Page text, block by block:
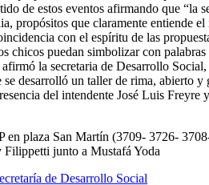
de estos eventos afirmando que “la
propósitos que claramente entiende
con el espíritu de las
chicos puedan simbolizar con
afirmó la secretaria de Desarrollo
se desarrolló un taller de rima, abierto
del intendente José Luis Freyre
en plaza San Martín (3709- 3726-
Filippetti junto a Mustafá Yoda
de Desarrollo Social